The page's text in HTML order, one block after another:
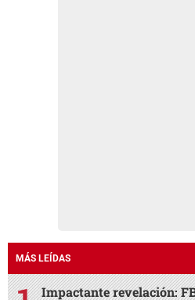
MÁS LEÍDAS
Impactante revelación: